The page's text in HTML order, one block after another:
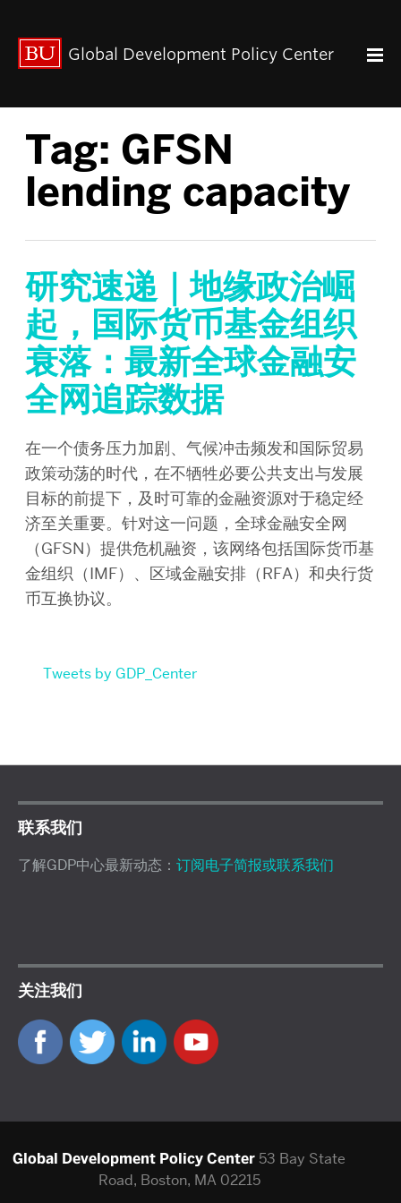
关于我们
联系我们
Paul Streeten 讲座
中心架构
数据资源
全球经济治理
中心团队
中心领导
研究团队
GDP IN ENGLISH
Global Development Policy Center
Tag: GFSN
lending capacity
研究速递｜地缘政治崛
起，国际货币基金组织
衰落：最新全球金融安
全网追踪数据
在一个债务压力加剧、气候冲击频发和国际贸易
政策动荡的时代，在不牺牲必要公共支出与发展
目标的前提下，及时可靠的金融资源对于稳定经
济至关重要。针对这一问题，全球金融安全网
（GFSN）提供危机融资，该网络包括国际货币基
金组织（IMF）、区域金融安排（RFA）和央行货
币互换协议。
Tweets by GDP_Center
联系我们
了解GDP中心最新动态： 订阅电子简报或联系我们
关注我们
Global Development Policy Center 53 Bay State
Road, Boston, MA 02215